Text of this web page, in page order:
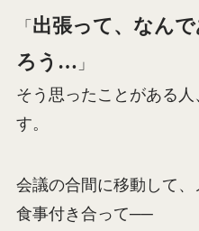
「 出張って、なん
ろう… 」
そう思ったことがある
す。
会議の合間に移動して
食事付き合って──